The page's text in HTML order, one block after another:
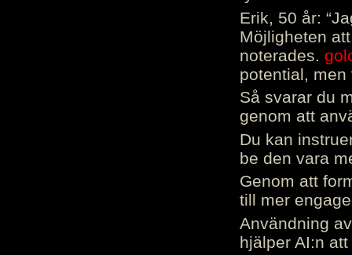
Erik, 50 år:
Möjligheten
noterades.
potential, men
Så svarar du
genom att
Du kan
be den vara
Genom att
till mer
Användning
hjälper AI:n